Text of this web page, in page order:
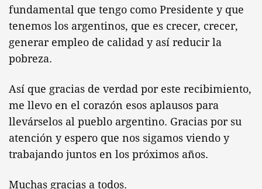
fundamental que tengo como Presidente y que
tenemos los argentinos, que es crecer, crecer,
generar empleo de calidad y así reducir la
pobreza.
Así que gracias de verdad por este recibimiento,
me llevo en el corazón esos aplausos para
llevárselos al pueblo argentino. Gracias por su
atención y espero que nos sigamos viendo y
trabajando juntos en los próximos años.
Muchas gracias a todos.